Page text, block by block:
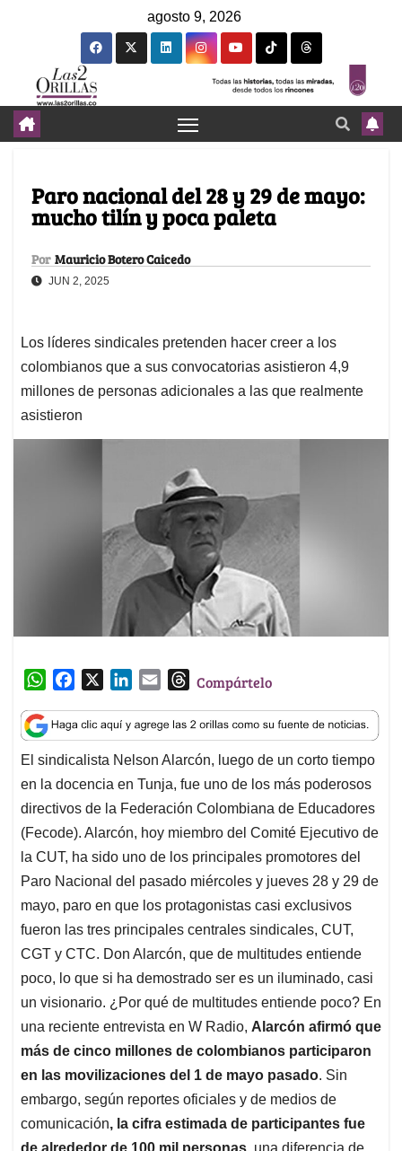
agosto 9, 2026
Paro nacional del 28 y 29 de mayo:
mucho tilín y poca paleta
Por Mauricio Botero Caicedo
JUN 2, 2025
Los líderes sindicales pretenden hacer creer a los
colombianos que a sus convocatorias asistieron 4,9
millones de personas adicionales a las que realmente
asistieron
W
a
t
s
A
p
p
c
e
b
o
o
k
n
k
e
d
I
n
a
i
l
T
r
e
a
d
s
Compártelo
El sindicalista Nelson Alarcón, luego de un corto tiempo
en la docencia en Tunja, fue uno de los más poderosos
directivos de la Federación Colombiana de Educadores
(Fecode). Alarcón, hoy miembro del Comité Ejecutivo de
la CUT, ha sido uno de los principales promotores del
Paro Nacional del pasado miércoles y jueves 28 y 29 de
mayo, paro en que los protagonistas casi exclusivos
fueron las tres principales centrales sindicales, CUT,
CGT y CTC. Don Alarcón, que de multitudes entiende
poco, lo que si ha demostrado ser es un iluminado, casi
un visionario. ¿Por qué de multitudes entiende poco? En
una reciente entrevista en W Radio, Alarcón afirmó que
más de cinco millones de colombianos participaron
en las movilizaciones del 1 de mayo pasado. Sin
embargo, según reportes oficiales y de medios de
comunicación, la cifra estimada de participantes fue